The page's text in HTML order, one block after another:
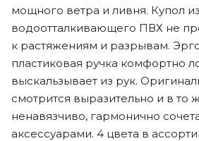
мощного ветра и ливня. Купол
водоотталкивающего ПВХ не
к растяжениям и разрывам.
пластиковая ручка комфортно
выскальзывает из рук.
смотрится выразительно и в то
ненавязчиво, гармонично
аксессуарами. 4 цвета в